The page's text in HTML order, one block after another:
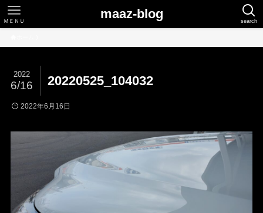
maaz-blog search
ＭＥＮＵ
20220525_104032
2022
6/16
2022年6月16日